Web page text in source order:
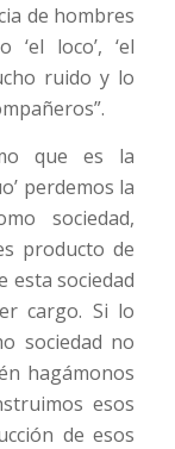
de hombres
‘el loco’, ‘el
ruido y lo
que es la
perdemos la
sociedad,
producto de
esta sociedad
cargo. Si lo
sociedad no
hagámonos
esos
de esos